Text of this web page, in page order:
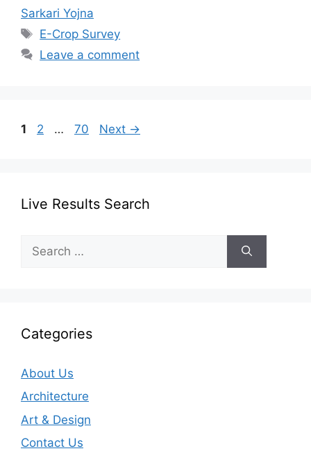
Sarkari Yojna
Tags
E-Crop Survey
Leave a comment
Page
1 Page
2 … Page
70 Next →
Live Results Search
for:
Categories
About Us
Architecture
Art & Design
Contact Us